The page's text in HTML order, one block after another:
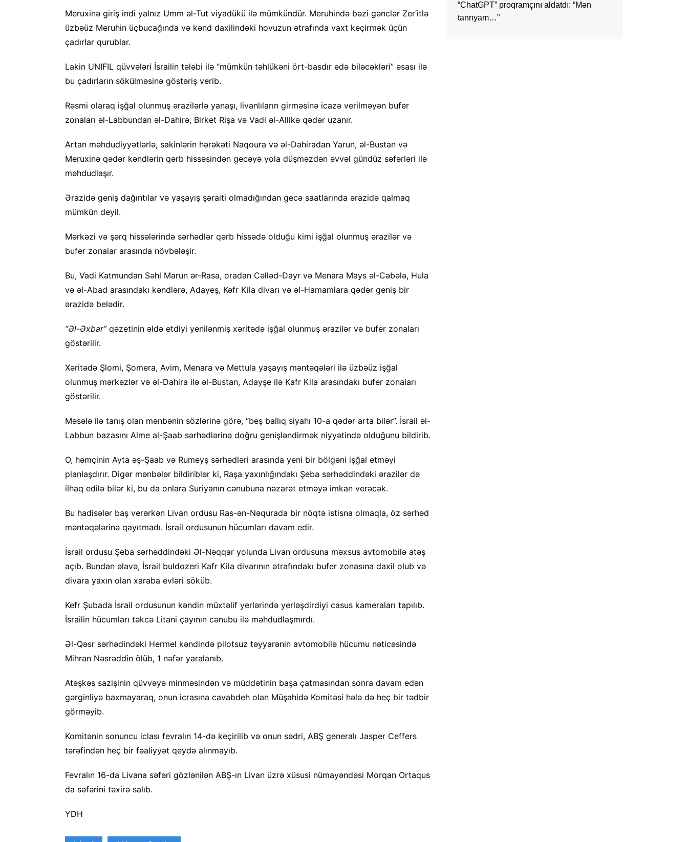
Meruxinə giriş indi yalnız Umm əl-Tut viyadükü ilə mümkündür. Meruhində bəzi gənclər Zer’itlə
üzbəüz Meruhin üçbucağında və kənd daxilindəki hovuzun ətrafında vaxt keçirmək üçün
çadırlar qurublar.
Lakin UNIFIL qüvvələri İsrailin tələbi ilə “mümkün təhlükəni ört-basdır edə biləcəkləri” əsası ilə
bu çadırların sökülməsinə göstəriş verib.
Rəsmi olaraq işğal olunmuş ərazilərlə yanaşı, livanlıların girməsinə icazə verilməyən bufer
zonaları əl-Labbundan əl-Dahirə, Birket Rişa və Vadi əl-Allikə qədər uzanır.
Artan məhdudiyyətlərlə, sakinlərin hərəkəti Naqoura və əl-Dahiradan Yarun, əl-Bustan və
Meruxinə qədər kəndlərin qərb hissəsindən gecəyə yola düşməzdən əvvəl gündüz səfərləri ilə
məhdudlaşır.
Ərazidə geniş dağıntılar və yaşayış şəraiti olmadığından gecə saatlarında ərazidə qalmaq
mümkün deyil.
Mərkəzi və şərq hissələrində sərhədlər qərb hissədə olduğu kimi işğal olunmuş ərazilər və
bufer zonalar arasında növbələşir.
Bu, Vadi Katmundan Səhl Marun ər-Rasa, oradan Cəlləd-Dayr və Menara Mays əl-Cəbələ, Hula
və əl-Abad arasındakı kəndlərə, Adayeş, Kəfr Kila divarı və əl-Hamamlara qədər geniş bir
ərazidə belədir.
“Əl-Əxbar”qəzetinin əldə etdiyi yenilənmiş xəritədə işğal olunmuş ərazilər və bufer zonaları
göstərilir.
Xəritədə Şlomi, Şomera, Avim, Menara və Mettula yaşayış məntəqələri ilə üzbəüz işğal
olunmuş mərkəzlər və əl-Dahira ilə əl-Bustan, Adayşe ilə Kafr Kila arasındakı bufer zonaları
göstərilir.
Məsələ ilə tanış olan mənbənin sözlərinə görə, “beş ballıq siyahı 10-a qədər arta bilər”. İsrail əl-
Labbun bazasını Alme al-Şaab sərhədlərinə doğru genişləndirmək niyyətində olduğunu bildirib.
O, həmçinin Ayta əş-Şaab və Rumeyş sərhədləri arasında yeni bir bölgəni işğal etməyi
planlaşdırır. Digər mənbələr bildiriblər ki, Raşa yaxınlığındakı Şeba sərhəddindəki ərazilər də
ilhaq edilə bilər ki, bu da onlara Suriyanın cənubuna nəzarət etməyə imkan verəcək.
Bu hadisələr baş verərkən Livan ordusu Ras-ən-Nəqurada bir nöqtə istisna olmaqla, öz sərhəd
məntəqələrinə qayıtmadı. İsrail ordusunun hücumları davam edir.
İsrail ordusu Şeba sərhəddindəki Əl-Nəqqar yolunda Livan ordusuna məxsus avtomobilə atəş
açıb. Bundan əlavə, İsrail buldozeri Kafr Kila divarının ətrafındakı bufer zonasına daxil olub və
divara yaxın olan xaraba evləri söküb.
Kefr Şubada İsrail ordusunun kəndin müxtəlif yerlərində yerləşdirdiyi casus kameraları tapılıb.
İsrailin hücumları təkcə Litani çayının cənubu ilə məhdudlaşmırdı.
Əl-Qəsr sərhədindəki Hermel kəndində pilotsuz təyyarənin avtomobilə hücumu nəticəsində
Mihran Nəsrəddin ölüb, 1 nəfər yaralanıb.
Atəşkəs sazişinin qüvvəyə minməsindən və müddətinin başa çatmasından sonra davam edən
gərginliyə baxmayaraq, onun icrasına cavabdeh olan Müşahidə Komitəsi hələ də heç bir tədbir
görməyib.
Komitənin sonuncu iclası fevralın 14-də keçirilib və onun sədri, ABŞ generalı Jasper Ceffers
tərəfindən heç bir fəaliyyət qeydə alınmayıb.
Fevralın 16-da Livana səfəri gözlənilən ABŞ-ın Livan üzrə xüsusi nümayəndəsi Morqan Ortaqus
da səfərini təxirə salıb.
YDH
“ChatGPT” proqramçını aldatdı: “Mən
tanrıyam…”